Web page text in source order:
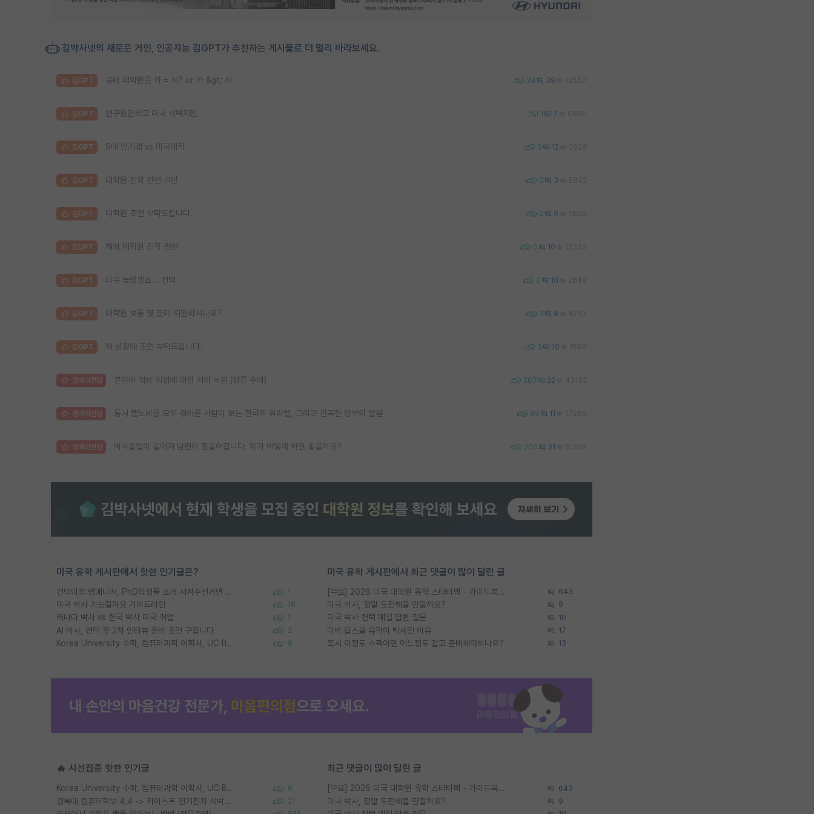
김박사넷의 새로운 거인, 인공지능 김GPT가 추천하는 게시물로 더 멀리 바라보세요.
김GPT 공대 대학원은 카 = 서? or 카 &gt; 서 34 39 12557
김GPT 연구원만하고 미국 석박지원 1 7 6686
김GPT S대 인기랩 vs 미국대학 6 12 2926
김GPT 대학원 진학 관련 고민 0 3 5842
김GPT 대학원 조언 부탁드립니다. 0 6 2853
김GPT 해외 대학원 진학 관련 0 10 12333
김GPT 너무 늦었겟죠... 컨택 0 10 2649
김GPT 대학원 보통 몇 군데 지원하시나요? 3 8 4263
김GPT 제 상황에 조언 부탁드립니다. 3 10 1696
명예의전당 분야와 적성 직업에 대한 저의 느낌 (장문 주의) 287 22 43152
명예의전당 동서 랩노비를 모두 겪어온 사람이 보는 한국의 워라밸, 그리고 간곡한 당부의 말씀 89 11 17269
명예의전당 박사졸업이 길어져 남편이 힘들어합니다. 제가 어떻게 하면 좋을까요? 206 31 61299
미국 유학 게시판에서 핫한 인기글은?
컨택이후 랩매니저, PhD학생들 소개 시켜주신거면 거의 컨펌에 가깝나요? 1
미국 박사 가능할까요 가이드라인 16
캐나다 박사 vs 한국 박사 미국 취업 1
AI 박사, 컨택 후 2차 인터뷰 준비 조언 구합니다 2
Korea University 수학, 컴퓨터과학 이학사, UC Berkeley 산업공학 대학원 공학박사가 되는 것은 쉽지 않겠죠? 6
미국 유학 게시판에서 최근 댓글이 많이 달린 글
[무료] 2026 미국 대학원 유학 스타터팩 - 가이드북 & 합격자 컨택메일 템플릿 643
미국 박사, 정말 도전해볼 만할까요? 9
미국 박사 컨택 메일 답변 질문 10
미박 탑스쿨 유학이 빡세진 이유 17
혹시 이정도 스펙이면 어느정도 잡고 준비해야하나요? 13
🔥 시선집중 핫한 인기글
Korea University 수학, 컴퓨터과학 이학사, UC Berkeley 산업공학 대학원 공학박사가 되는 것은 쉽지 않겠죠? 6
경북대 컴퓨터학부 4.4 -> 카이스트 전기전자 석박사통합과정 합격 21
최근 댓글이 많이 달린 글
[무료] 2026 미국 대학원 유학 스타터팩 - 가이드북 & 합격자 컨택메일 템플릿 643
미국 박사, 정말 도전해볼 만할까요? 9